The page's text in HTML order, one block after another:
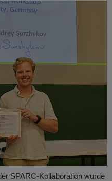
SPARC-Kollaboration wurde